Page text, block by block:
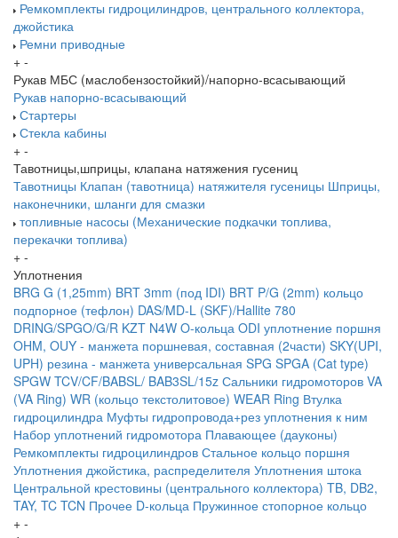
Ремкомплекты гидроцилиндров, центрального коллектора,
джойстика
Ремни приводные
+ -
Рукав МБС (маслобензостойкий)/напорно-всасывающий
Рукав напорно-всасывающий
Стартеры
Стекла кабины
+ -
Тавотницы,шприцы, клапана натяжения гусениц
Тавотницы Клапан (тавотница) натяжителя гусеницы Шприцы,
наконечники, шланги для смазки
топливные насосы (Механические подкачки топлива,
перекачки топлива)
+ -
Уплотнения
BRG G (1,25mm) BRT 3mm (под IDI) BRT P/G (2mm) кольцо
подпорное (тефлон) DAS/MD-L (SKF)/Hallite 780
DRING/SPGO/G/R KZT N4W O-кольца ODI уплотнение поршня
OHM, OUY - манжета поршневая, составная (2части) SKY(UPI,
UPH) резина - манжета универсальная SPG SPGA (Cat type)
SPGW TCV/CF/BABSL/ BAB3SL/15z Сальники гидромоторов VA
(VA Ring) WR (кольцо текстолитовое) WEAR Ring Втулка
гидроцилиндра Муфты гидропровода+рез уплотнения к ним
Набор уплотнений гидромотора Плавающее (дауконы)
Ремкомплекты гидроцилиндров Стальное кольцо поршня
Уплотнения джойстика, распределителя Уплотнения штока
Центральной крестовины (центрального коллектора) TB, DB2,
TAY, TC TCN Прочее D-кольца Пружинное стопорное кольцо
+ -